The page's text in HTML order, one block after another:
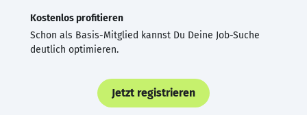
Kostenlos profitieren
Schon als Basis-Mitglied kannst Du Deine Job-Suche
deutlich optimieren.
Jetzt registrieren